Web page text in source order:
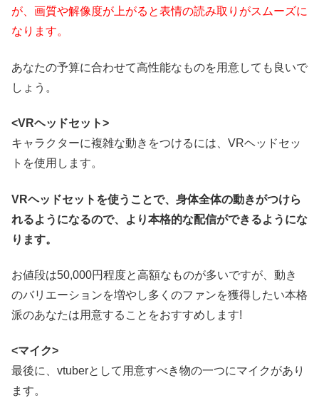
が、画質や解像度が上がると表情の読み取りがスムーズに
なります。
あなたの予算に合わせて高性能なものを用意しても良いで
しょう。
<VRヘッドセット>
キャラクターに複雑な動きをつけるには、VRヘッドセッ
トを使用します。
VRヘッドセットを使うことで、身体全体の動きがつけら
れるようになるので、より本格的な配信ができるようにな
ります。
お値段は50,000円程度と高額なものが多いですが、動き
のバリエーションを増やし多くのファンを獲得したい本格
派のあなたは用意することをおすすめします!
<マイク>
最後に、vtuberとして用意すべき物の一つにマイクがあり
ます。